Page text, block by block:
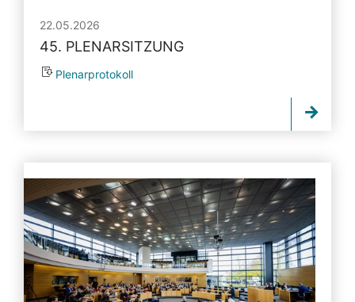
22.05.2026
45. PLENARSITZUNG
Plenarprotokoll